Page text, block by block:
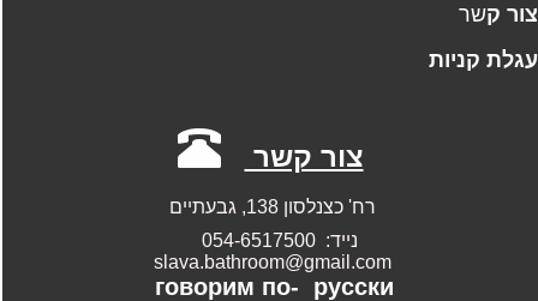
ר קשר
קניות
צור קשר
רח' כצנלסון 138, גבעתיים
נייד: 054-6517500
slava.bathroom@gmail.com
говорим по-русски